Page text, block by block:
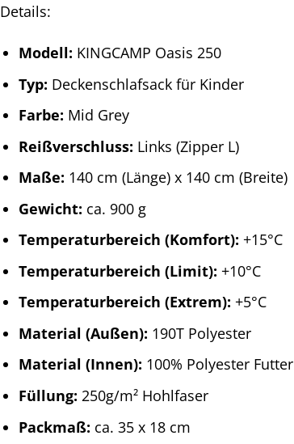
Details:
Modell: KINGCAMP Oasis 250
Typ: Deckenschlafsack für Kinder
Farbe: Mid Grey
Reißverschluss: Links (Zipper L)
Maße: 140 cm (Länge) x 140 cm (Breite)
Gewicht: ca. 900 g
Temperaturbereich (Komfort): +15°C
Temperaturbereich (Limit): +10°C
Temperaturbereich (Extrem): +5°C
Material (Außen): 190T Polyester
Material (Innen): 100% Polyester Futter
Füllung: 250g/m² Hohlfaser
Packmaß: ca. 35 x 18 cm